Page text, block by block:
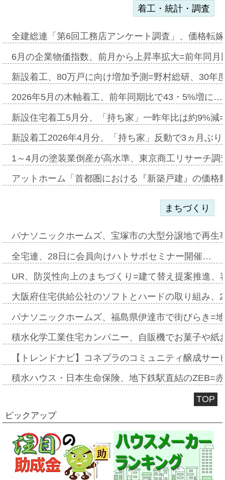
着工・統計・調査
全建総連「第6回工務店アンケート調査」、価格転
6月の企業物価指数、前月から上昇率拡大=前年同
新設着工、80万戸に向け増加予測=野村総研、30年
2026年5月の木軸着工、前年同期比で43・5%増に…
新設住宅着工5月分、「持ち家」一昨年比は約9%
新設着工2026年4月分、「持ち家」反動で3ヵ月ぶ
1～4月の塗装業倒産が高水準、東京商工リサーチ
アットホーム「首都圏における『新築戸建』の価
まちづくり
パナソニックホームズ、宝塚市の大型分譲地で再
全宅連、28日に会員向けハトサポセミナー開催…
UR、防災性向上のまちづくり=建て替え提案推進
大阪府住宅供給公社のソフトとハードの取り組み
パナソニックホームズ、福島県伊達市で街びらき=
積水化学工業住宅カンパニー、自販機でお菓子や
【トレンドナビ】コネプラのコミュニティ醸成サ
積水ハウス・日本生命保険、地下鉄駅直結のZEB=
TOP
ピックアップ